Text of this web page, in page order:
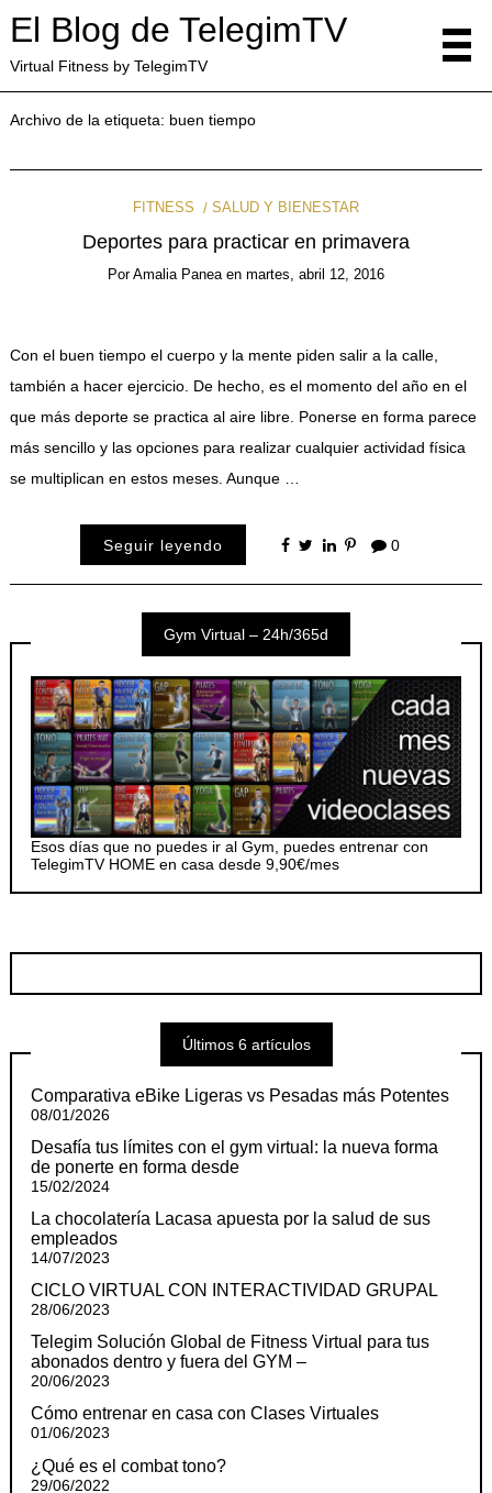
El Blog de TelegimTV
Virtual Fitness by TelegimTV
Archivo de la etiqueta: buen tiempo
FITNESS SALUD Y BIENESTAR
Deportes para practicar en primavera
PorAmalia Panea en martes, abril 12, 2016
Con el buen tiempo el cuerpo y la mente piden salir a la calle,
también a hacer ejercicio. De hecho, es el momento del año en el
que más deporte se practica al aire libre. Ponerse en forma parece
más sencillo y las opciones para realizar cualquier actividad física
se multiplican en estos meses. Aunque …
Seguir leyendo 0
Gym Virtual – 24h/365d
Esos días que no puedes ir al Gym, puedes entrenar con
TelegimTV HOME en casa desde 9,90€/mes
Últimos 6 artículos
Comparativa eBike Ligeras vs Pesadas más Potentes
08/01/2026
Desafía tus límites con el gym virtual: la nueva forma
de ponerte en forma desde
15/02/2024
La chocolatería Lacasa apuesta por la salud de sus
empleados
14/07/2023
CICLO VIRTUAL CON INTERACTIVIDAD GRUPAL
28/06/2023
Telegim Solución Global de Fitness Virtual para tus
abonados dentro y fuera del GYM –
20/06/2023
Cómo entrenar en casa con Clases Virtuales
01/06/2023
¿Qué es el combat tono?
29/06/2022